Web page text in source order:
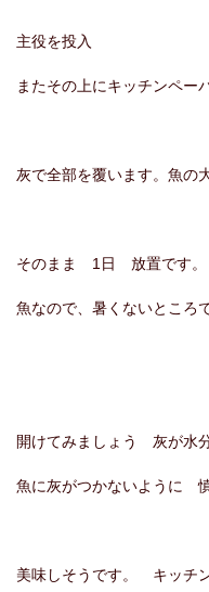
主役を投入
またその上にキッチンペー
灰で全部を覆います。魚の
そのまま 1日 放置です。
魚なので、暑くないところ
開けてみましょう 灰が水
魚に灰がつかないように
美味しそうです。 キッチ